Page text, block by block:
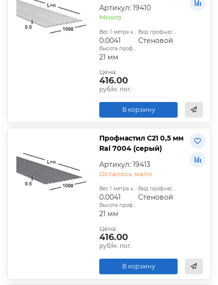
Артикул: 19410
Много
Вес 1 метра квадратного, т:
0.0041
Вид профнастила:
Стеновой
Высота профиля:
21 мм
Цена:
416.00
руб/м. пог.
В корзину
Профнастил С21 0,5 мм
Ral 7004 (серый)
Артикул: 19413
Осталось мало
Вес 1 метра квадратного, т:
0.0041
Вид профнастила:
Стеновой
Высота профиля:
21 мм
Цена:
416.00
руб/м. пог.
В корзину